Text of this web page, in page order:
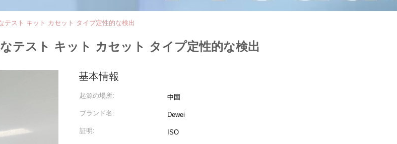
スト キット カセット タイプ定性的な検出
テスト キット カセット タイプ定性的な検出
基本情報
起源の場所: 中国
ブランド名: Dewei
証明: ISO